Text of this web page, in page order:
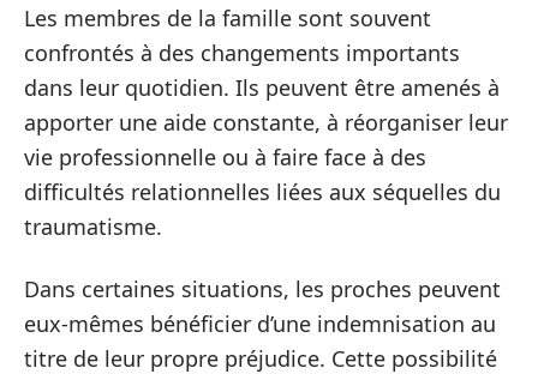
Les membres de la famille sont souvent
confrontés à des changements importants
dans leur quotidien. Ils peuvent être amenés à
apporter une aide constante, à réorganiser leur
vie professionnelle ou à faire face à des
difficultés relationnelles liées aux séquelles du
traumatisme.
Dans certaines situations, les proches peuvent
eux-mêmes bénéficier d’une indemnisation au
titre de leur propre préjudice. Cette possibilité